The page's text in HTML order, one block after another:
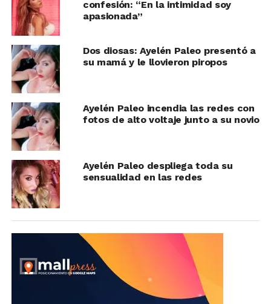
confesión: “En la intimidad soy
apasionada”
Dos diosas: Ayelén Paleo presentó a
su mamá y le llovieron piropos
Ayelén Paleo incendia las redes con
fotos de alto voltaje junto a su novio
Ayelén Paleo despliega toda su
sensualidad en las redes